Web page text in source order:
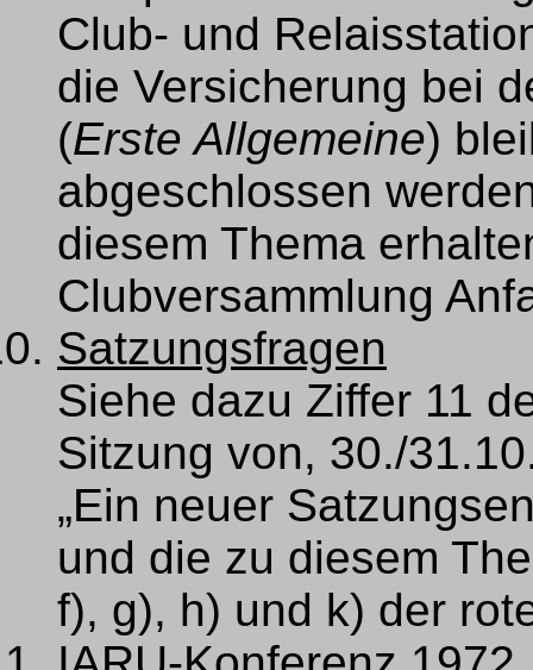
Club- und
die Versicherung bei
(Erste Allgemeine)
abgeschlossen
diesem Thema
Clubversammlung
Satzungsfragen
Siehe dazu Ziffer 11
Sitzung von, 30./
„Ein neuer
und die zu diesem
f), g), h) und k) der